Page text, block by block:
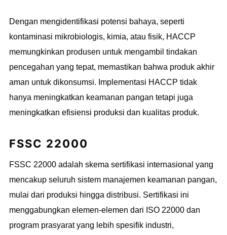
Dengan mengidentifikasi potensi bahaya, seperti
kontaminasi mikrobiologis, kimia, atau fisik, HACCP
memungkinkan produsen untuk mengambil tindakan
pencegahan yang tepat, memastikan bahwa produk akhir
aman untuk dikonsumsi. Implementasi HACCP tidak
hanya meningkatkan keamanan pangan tetapi juga
meningkatkan efisiensi produksi dan kualitas produk.
FSSC 22000
FSSC 22000 adalah skema sertifikasi internasional yang
mencakup seluruh sistem manajemen keamanan pangan,
mulai dari produksi hingga distribusi. Sertifikasi ini
menggabungkan elemen-elemen dari ISO 22000 dan
program prasyarat yang lebih spesifik industri,